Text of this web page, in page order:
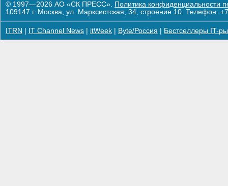
© 1997—2026 АО «СК ПРЕСС». Политика конфиденциальности
109147 г. Москва, ул. Марксистская, 34, строение 10. Телефон:
ITRN IT Channel News itWeek Byte/Россия Бестселлеры IT-